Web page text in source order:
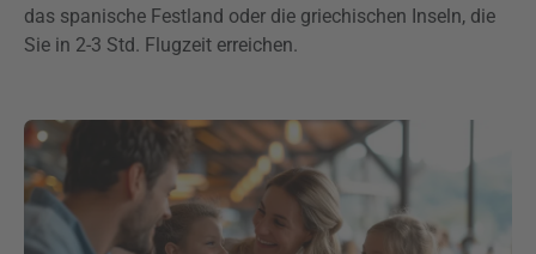
das spanische Festland oder die griechischen Inseln, die
Sie in 2-3 Std. Flugzeit erreichen.